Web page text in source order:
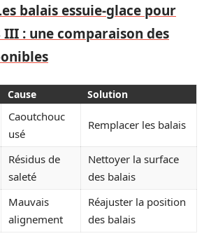
balais essuie-glace pour
III : une comparaison des
Cause Solution
Caoutchouc
usé
Remplacer les balais
Résidus de
saleté
Nettoyer la surface
des balais
Mauvais
alignement
Réajuster la position
des balais